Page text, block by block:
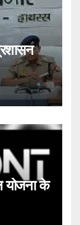
योजना के